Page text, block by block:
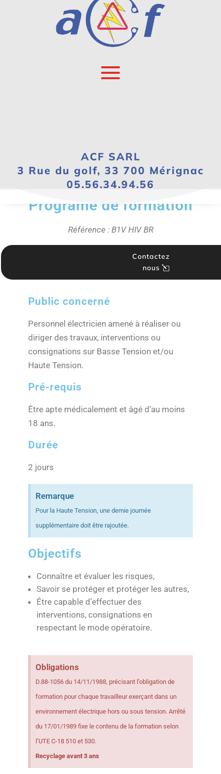
ACF SARL
3 Rue du golf, 33 700 Mérignac
05.56.34.94.56
Contactez
nous
Préparation à
Programe de formation
Référence : B1V HIV BR
Public concerné
Personnel électricien amené à réaliser ou
diriger des travaux, interventions ou
consignations sur Basse Tension et/ou
Haute Tension.
Pré-requis
Être apte médicalement et âgé d’au moins
18 ans.
Durée
2 jours
Remarque
Pour la Haute Tension, une demie journée
supplémentaire doit être rajoutée.
Objectifs
Connaître et évaluer les risques,
Savoir se protéger et protéger les autres,
Être capable d’effectuer des
interventions, consignations en
respectant le mode opératoire.
Obligations
D.88-1056 du 14/11/1988, précisant l’obligation de
formation pour chaque travailleur exerçant dans un
environnement électrique hors ou sous tension. Arrêté
du 17/01/1989 fixe le contenu de la formation selon
l’UTE C-18 510 et 530.
Recyclage avant 3 ans